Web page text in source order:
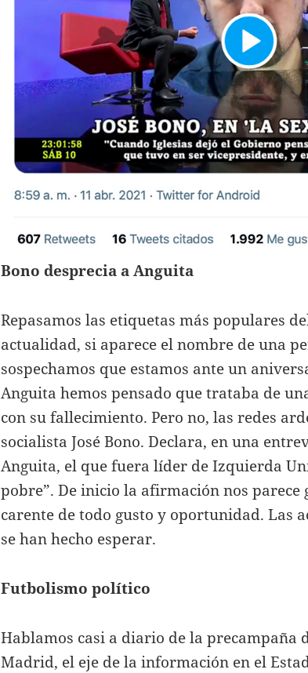
Bono desprecia a Anguita
Repasamos las etiquetas más populares
actualidad, si aparece el nombre de una
sospechamos que estamos ante un
Anguita hemos pensado que trataba de
con su fallecimiento. Pero no, las redes
socialista José Bono. Declara, en una
Anguita, el que fuera líder de Izquierda
pobre”. De inicio la afirmación nos parece
carente de todo gusto y oportunidad. Las
se han hecho esperar.
Futbolismo político
Hablamos casi a diario de la precampaña
Madrid, el eje de la información en el